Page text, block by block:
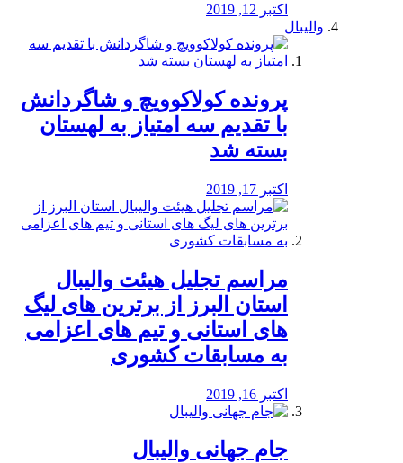
اکتبر 12, 2019
والیبال
پرونده کولاکوویچ و شاگردانش
با تقدیم سه امتیاز به لهستان
بسته شد
اکتبر 17, 2019
مراسم تجلیل هیئت والیبال
استان البرز از برترین های لیگ
های استانی و تیم های اعزامی
به مسابقات کشوری
اکتبر 16, 2019
جام جهانی والیبال